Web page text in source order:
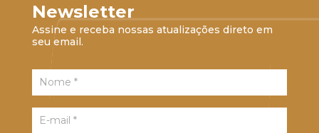
Newsletter
Assine e receba nossas atualizações direto em
seu email.